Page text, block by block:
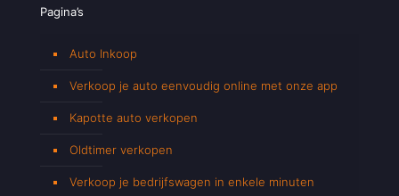
Pagina’s
Auto Inkoop
Verkoop je auto eenvoudig online met onze app
Kapotte auto verkopen
Oldtimer verkopen
Verkoop je bedrijfswagen in enkele minuten